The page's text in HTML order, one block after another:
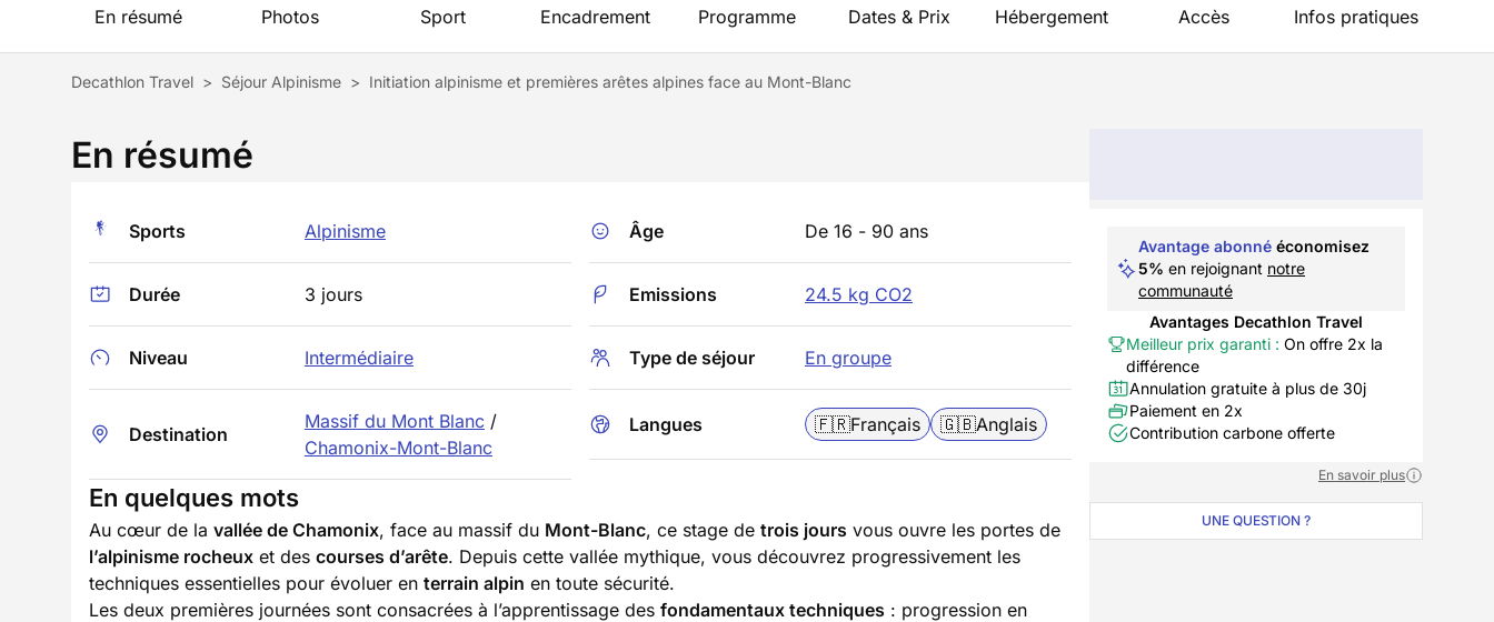
En résumé Photos Sport Encadrement Programme Dates & Prix Hébergement Accès Infos pratiques
Decathlon Travel > Séjour Alpinisme > Initiation alpinisme et premières arêtes alpines face au Mont-Blanc
En résumé
Sports Alpinisme
Durée 3 jours
Niveau Intermédiaire
Destination
Massif du Mont Blanc /
Chamonix-Mont-Blanc
Âge De 16 - 90 ans
Emissions 24.5 kg CO2
Type de séjour En groupe
Langues 🇫🇷Français 🇬🇧Anglais
En quelques mots
Au cœur de la vallée de Chamonix, face au massif du Mont-Blanc, ce stage de trois jours vous ouvre les portes de
l’alpinisme rocheux et des courses d’arête. Depuis cette vallée mythique, vous découvrez progressivement les
techniques essentielles pour évoluer en terrain alpin en toute sécurité.
Les deux premières journées sont consacrées à l’apprentissage des fondamentaux techniques : progression en
Avantage abonné économisez
5% en rejoignant notre
communauté
Avantages Decathlon Travel
Meilleur prix garanti : On offre 2x la
différence
Annulation gratuite à plus de 30j
Paiement en 2x
Contribution carbone offerte
En savoir plus
UNE QUESTION ?